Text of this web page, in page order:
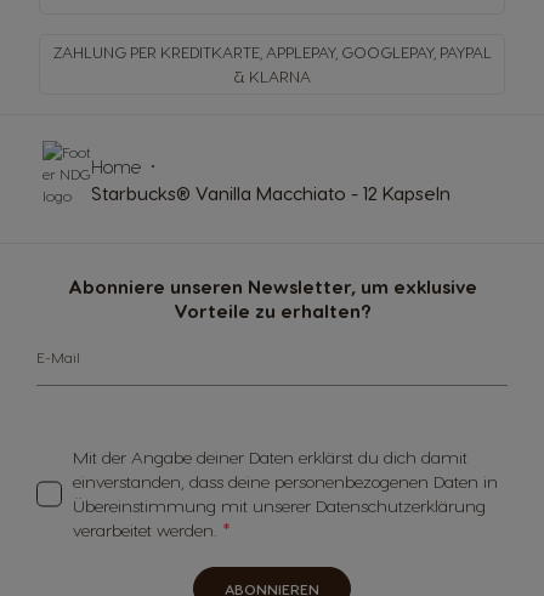
ZAHLUNG PER KREDITKARTE, APPLEPAY, GOOGLEPAY, PAYPAL
& KLARNA
Abonniere unseren Newsletter, um exklusive
Vorteile zu erhalten?
E-Mail
Mit der Angabe deiner Daten erklärst du dich damit
einverstanden, dass deine personenbezogenen Daten in
Übereinstimmung mit unserer Datenschutzerklärung
verarbeitet werden.
ABONNIEREN
Home
Starbucks® Vanilla Macchiato - 12 Kapseln